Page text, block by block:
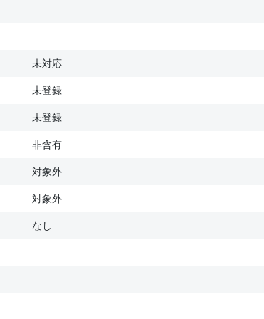
未対応
未登録
未登録
非含有
対象外
対象外
なし